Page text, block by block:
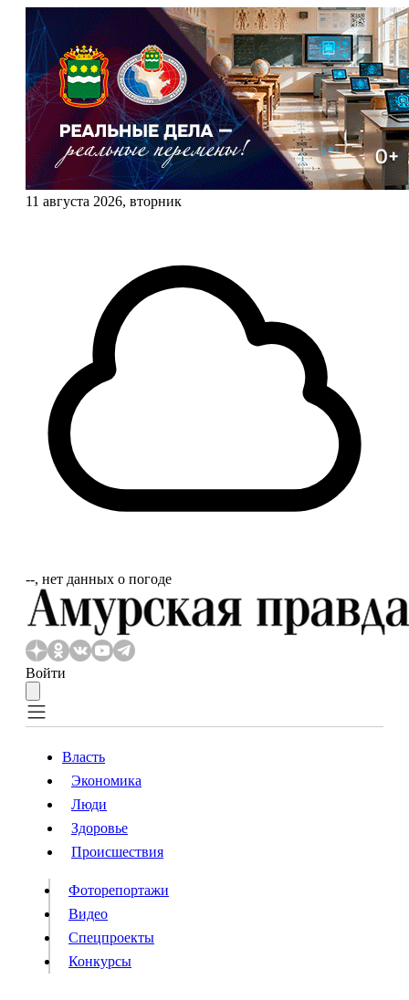
11 августа 2026, вторник
‐‐, нет данных о погоде
Войти
Власть
Происшествия
Видео
Конкурсы
Власть
Экономика
Люди
Здоровье
Происшествия
Фоторепортажи
Видео
Спецпроекты
Конкурсы